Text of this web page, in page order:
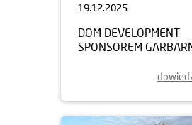
19.12.2025
DOM DEVELOPMENT
SPONSOREM